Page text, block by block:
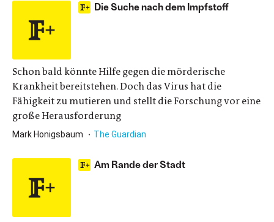
Die Suche nach dem Impfstoff
Schon bald könnte Hilfe gegen die mörderische
Krankheit bereitstehen. Doch das Virus hat die
Fähigkeit zu mutieren und stellt die Forschung vor eine
große Herausforderung
Mark Honigsbaum The Guardian
Am Rande der Stadt